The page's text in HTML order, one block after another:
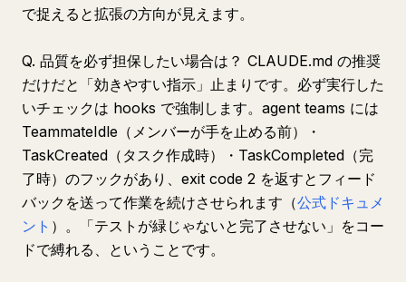
で捉えると拡張の方向が見えます。
Q. 品質を必ず担保したい場合は？ CLAUDE.md の推奨
だけだと「効きやすい指示」止まりです。必ず実行した
いチェックは hooks で強制します。agent teams には
TeammateIdle（メンバーが手を止める前）・
TaskCreated（タスク作成時）・TaskCompleted（完
了時）のフックがあり、exit code 2 を返すとフィード
バックを送って作業を続けさせられます（公式ドキュメ
ント ）。「テストが緑じゃないと完了させない」をコー
ドで縛れる、ということです。